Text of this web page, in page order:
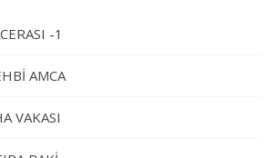
-1
AMCA
VAKASI